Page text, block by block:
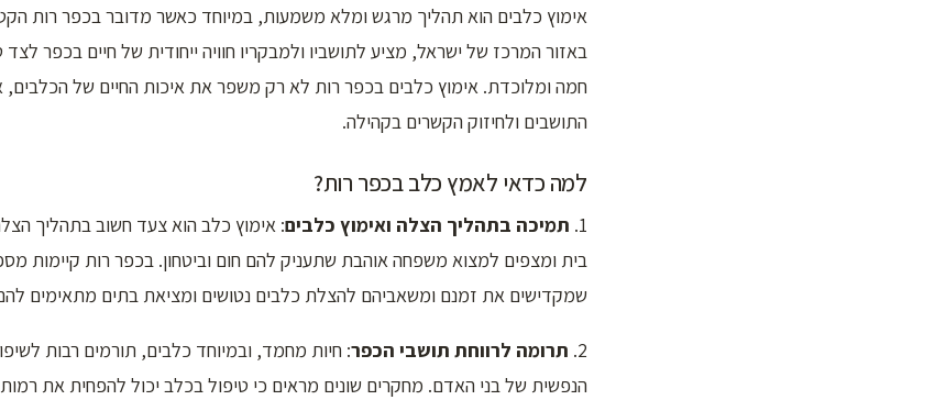
אימוץ כלבים הוא תהליך מרגש ומלא משמעות, במיוחד כאשר מדובר בכפר רות
באזור המרכז של ישראל, מציע לתושביו ולמבקריו חוויה ייחודית של חיים בכפר
חמה ומלוכדת. אימוץ כלבים בכפר רות לא רק משפר את איכות החיים של הכלבים,
התושבים ולחיזוק הקשרים בקהילה.
למה כדאי לאמץ כלב בכפר רות?
1. תמיכה בתהליך הצלה ואימוץ כלבים: אימוץ כלב הוא צעד חשוב בתהליך
בית ומצפים למצוא משפחה אוהבת שתעניק להם חום וביטחון. בכפר רות קיימות
שמקדישים את זמנם ומשאביהם להצלת כלבים נטושים ומציאת בתים מתאימים
2. תרומה לרווחת תושבי הכפר: חיות מחמד, ובמיוחד כלבים, תורמים רבות
הנפשית של בני האדם. מחקרים שונים מראים כי טיפול בכלב יכול להפחית את